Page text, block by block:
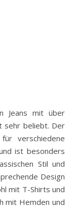
Jeans mit über
sehr beliebt. Der
verschiedene
ist besonders
Stil und
Design
mit T-Shirts und
mit Hemden und